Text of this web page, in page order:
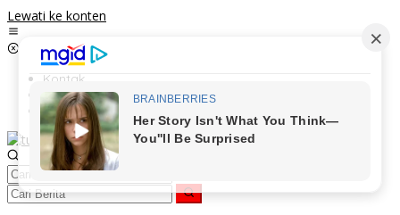
Lewati ke konten
Kontak
Redaksi
Tentang Kami